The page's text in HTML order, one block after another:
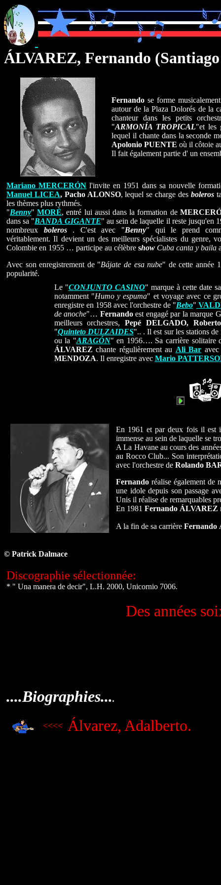
ÁLVAREZ, Fernando
Fernando se forme
autour de la Plaza Dolorés de la
chanteur dans les petits
"ARMONÍA TROPICAL"et les
lequel il chante dans la seconde
Apolonio PUENTE où il côtoie
Il fait également partie d' un
Mariano MERCERÓN l'invite en 1951 dans sa nouvelle
Manuel LICEA, Pacho ALONSO, lequel se charge des boleros
les thèmes plus rythmés.
"Benny"MORÉ, entré lui aussi dans la formation de
dans sa "BANDA GIGANTE" au sein de laquelle il reste jusqu'en
nombreux boleros. C'est avec "Benny" qui le prend
véritablement. Il devient un des meilleurs spécialistes du genre,
Colombie en 1955 … participe au célèbre show Cuba canta y baila
Avec son enregistrement de "Bájate de esa nube" de cette année
popularité.
Le "CONJUNTO CASINO" marque à cette date
notamment "Humo y espuma" et voyage avec ce
enregistre en 1958 avec l'orchestre de "Bebo"
de anoche"… Fernandoest engagé par la marque
meilleurs orchestres,Pepé DELGADO,
"Quinteto DULZAIDES".. . Il est sur les stations
ou la "ARAGÓN" en 1956…. Sa carrière solitaire
ÁLVAREZ chante régulièrement au Ali Bar
MENDOZA. Il enregistre avec Mario
En 1961 et par deux fois il est
immense au sein de laquelle se
A La Havane au cours des
au Rocco Club... Son
avec l'orchestre de Rolando
Fernando réalise également de
une idole depuis son passage
Unis il réalise de remarquables
En 1981 Fernando ÁLVAREZ
A la fin de sa carrière Fernando
© Patrick Dalmace
Discographie sélectionnée:
* " Una manera de decir", L.H. 2000, Unicornio 7006.
Des années
....Biographies....
<<<< Álvarez, Adalberto.